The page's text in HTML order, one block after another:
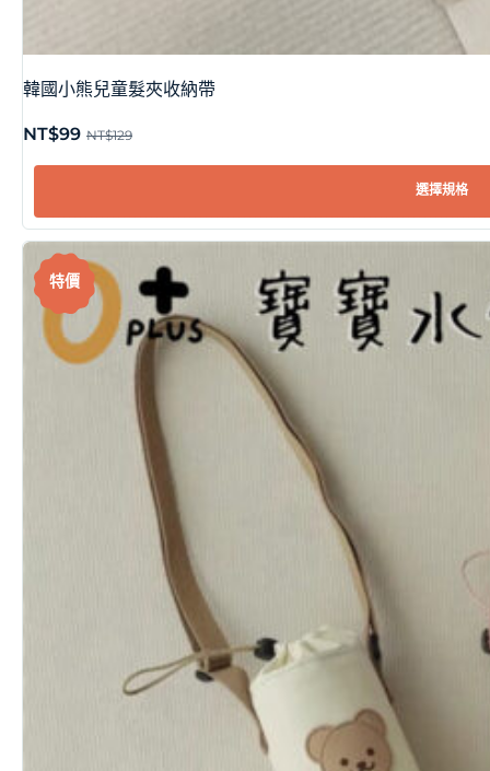
韓國小熊兒童髮夾收納帶
NT$129
NT$99
選擇規格
特價